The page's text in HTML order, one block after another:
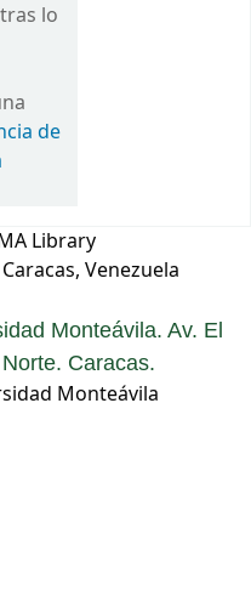
lo
de
Library
Caracas, Venezuela
Monteávila. Av. El
Caracas.
Monteávila